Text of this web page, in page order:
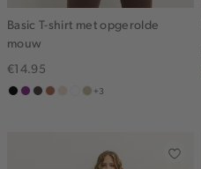
Basic T-shirt met opgerolde
mouw
€14.95
zwart
middenpaars
chocoterracotta
vanille
witlichtzand
+3